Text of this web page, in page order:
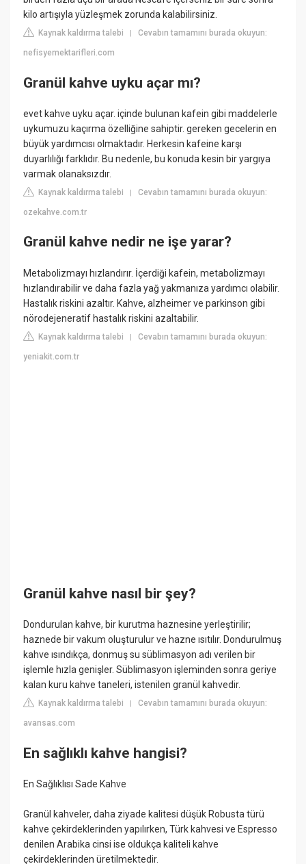
kilo artışıyla yüzleşmek zorunda kalabilirsiniz.
Kaynak kaldırma talebi |Cevabın tamamını burada okuyun:
nefisyemektarifleri.com
Granül kahve uyku açar mı?
evet kahve uyku açar. içinde bulunan kafein gibi maddelerle
uykumuzu kaçırma özelliğine sahiptir. gereken gecelerin en
büyük yardımcısı olmaktadır. Herkesin kafeine karşı
duyarlılığı farklıdır. Bu nedenle, bu konuda kesin bir yargıya
varmak olanaksızdır.
Kaynak kaldırma talebi |Cevabın tamamını burada okuyun:
ozekahve.com.tr
Granül kahve nedir ne işe yarar?
Metabolizmayı hızlandırır. İçerdiği kafein, metabolizmayı
hızlandırabilir ve daha fazla yağ yakmanıza yardımcı olabilir.
Hastalık riskini azaltır. Kahve, alzheimer ve parkinson gibi
nörodejeneratif hastalık riskini azaltabilir.
Kaynak kaldırma talebi |Cevabın tamamını burada okuyun:
yeniakit.com.tr
Granül kahve nasıl bir şey?
Dondurulan kahve, bir kurutma haznesine yerleştirilir;
haznede bir vakum oluşturulur ve hazne ısıtılır. Dondurulmuş
kahve ısındıkça, donmuş su süblimasyon adı verilen bir
işlemle hızla genişler. Süblimasyon işleminden sonra geriye
kalan kuru kahve taneleri, istenilen granül kahvedir.
Kaynak kaldırma talebi |Cevabın tamamını burada okuyun:
avansas.com
En sağlıklı kahve hangisi?
En Sağlıklısı Sade Kahve
Granül kahveler, daha ziyade kalitesi düşük Robusta türü
kahve çekirdeklerinden yapılırken, Türk kahvesi ve Espresso
denilen Arabika cinsi ise oldukça kaliteli kahve
çekirdeklerinden üretilmektedir.